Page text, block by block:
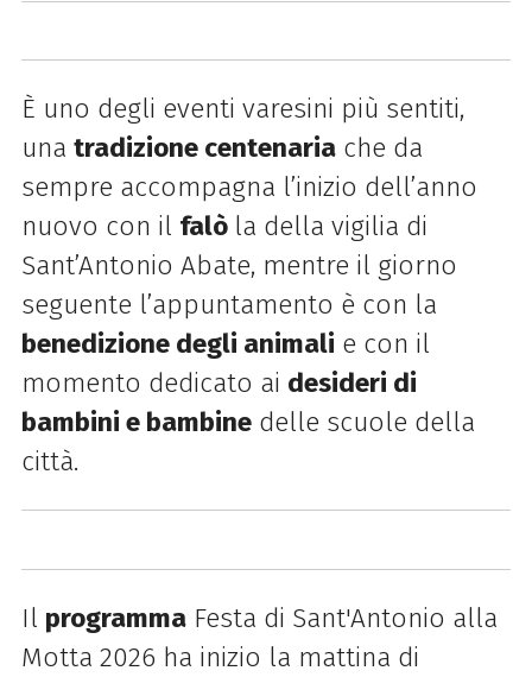
È uno degli eventi varesini più sentiti,
una tradizione centenariache da
sempre accompagna l’inizio dell’anno
nuovo con il falò la della vigilia di
Sant’Antonio Abate, mentre il giorno
seguente l’appuntamento è con la
benedizione degli animali e con il
momento dedicato ai desideri di
bambini e bambinedelle scuole della
città.
Il programmaFesta di Sant'Antonio alla
Motta 2026 ha inizio la mattina di